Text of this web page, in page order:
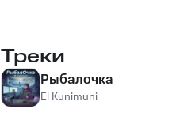
Треки
Рыбалочка
El Kunimuni